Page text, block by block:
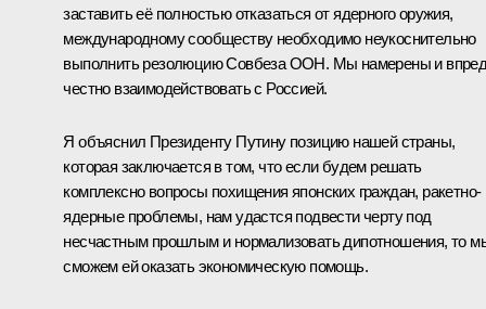
заставить её полностью отказаться от ядерного оружия,
международному сообществу необходимо неукоснительно
выполнить резолюцию Совбеза ООН. Мы намерены и
честно взаимодействовать с Россией.
Я объяснил Президенту Путину позицию нашей страны,
которая заключается в том, что если будем решать
комплексно вопросы похищения японских граждан, ракетно-
ядерные проблемы, нам удастся подвести черту под
несчастным прошлым и нормализовать дипотношения, то
сможем ей оказать экономическую помощь.